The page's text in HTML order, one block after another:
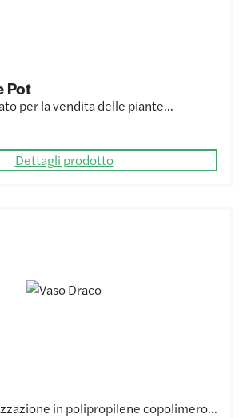
Pot
per la vendita delle piante…
Dettagli prodotto
in polipropilene copolimero…